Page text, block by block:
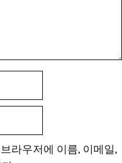
라우저에 이름, 이메일,